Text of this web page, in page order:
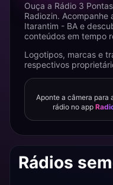
Ouça a Rádio 3
Radiozin. Acompanhe
Itarantim - BA e
conteúdos em tempo
Logotipos, marcas e
respectivos
Aponte a câmera para
rádio no app
Rádios